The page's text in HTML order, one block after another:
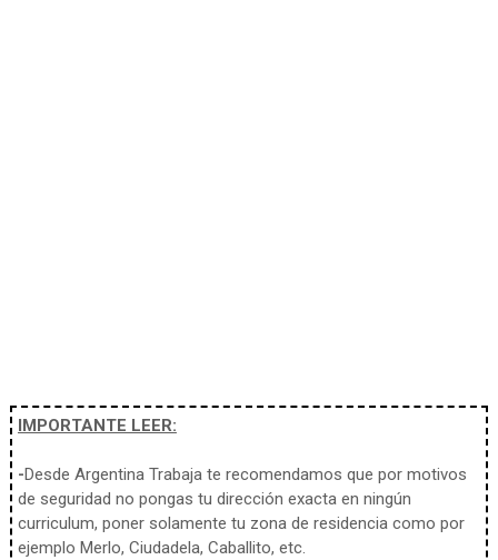
IMPORTANTE LEER:
-Desde Argentina Trabaja te recomendamos que por motivos
de seguridad no pongas tu dirección exacta en ningún
curriculum, poner solamente tu zona de residencia como por
ejemplo Merlo, Ciudadela, Caballito, etc.